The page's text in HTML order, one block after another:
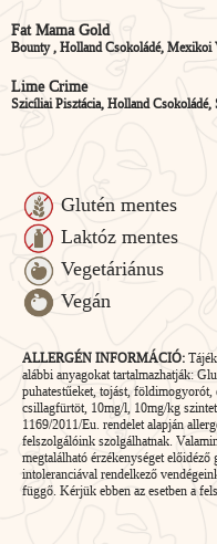
Fat Mama Gold
Bounty , Holland Csokoládé, Mexikoi
Lime Crime
Szicíliai Pisztácia, Holland
Glutén mentes
Laktóz mentes
Vegetáriánus
Vegán
ALLERGÉN INFORMÁCIÓ:
alábbi anyagokat tartalmazhatják:
puhatestűeket, tojást, földimogyorót,
csillagfürtöt, 10mg/l, 10mg/kg
1169/2011/Eu. rendelet alapján
felszolgálóink szolgálhatnak.
megtalálható érzékenységet
intoleranciával rendelkező
függő. Kérjük ebben az esetben a